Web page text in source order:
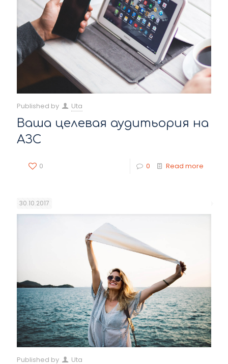
Published by Uta
Ваша целевая аудитьория на
АЗС
0 0 Read more
30.10.2017
Published by Uta